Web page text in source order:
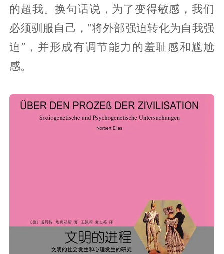
的超我。换句话说，为了变得敏感，我们
必须驯服自己，“将外部强迫转化为自我强
迫”，并形成有调节能力的羞耻感和尴尬
感。